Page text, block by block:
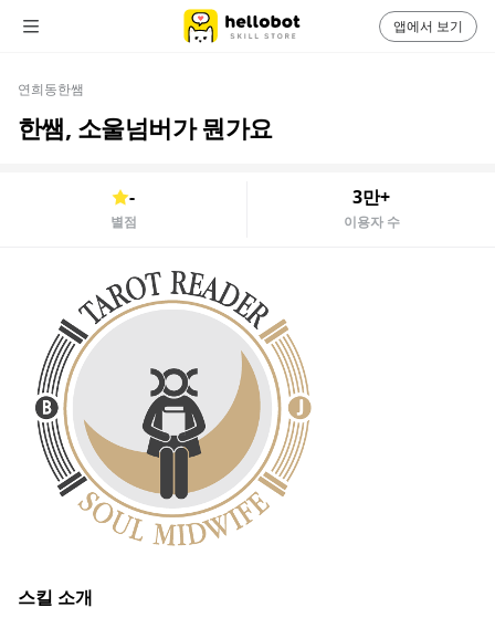
연희동한쌤
한쌤, 소울넘버가 뭔가요
-
별점
3만+
이용자 수
스킬 소개
앱에서 보기